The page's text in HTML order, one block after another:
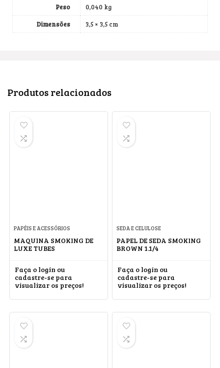
Peso
0,040 kg
Dimensões
3,5 × 3,5 cm
Produtos relacionados
PAPÉIS E ACESSÓRIOS
MAQUINA SMOKING DE
LUXE TUBES
Faça o login ou
cadastre-se para
visualizar os preços!
SEDA E CELULOSE
PAPEL DE SEDA SMOKING
BROWN 1.1/4
Faça o login ou
cadastre-se para
visualizar os preços!